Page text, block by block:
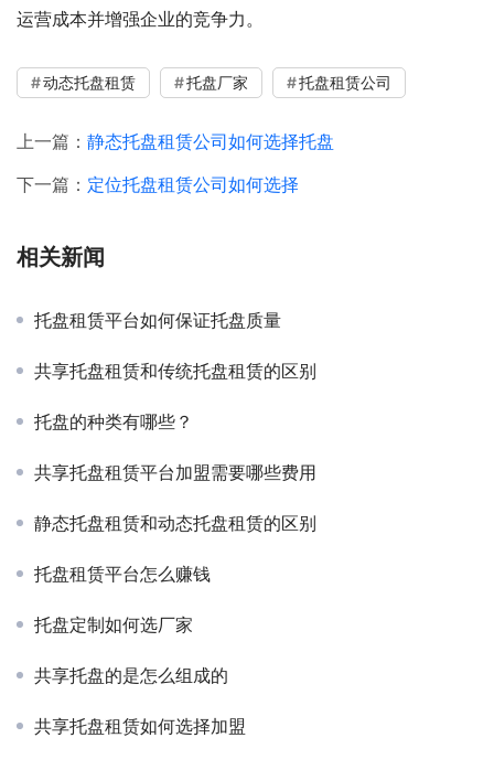
运营成本并增强企业的竞争力。
动态托盘租赁 托盘厂家 托盘租赁公司
上一篇： 静态托盘租赁公司如何选择托盘
下一篇： 定位托盘租赁公司如何选择
相关新闻
托盘租赁平台如何保证托盘质量
共享托盘租赁和传统托盘租赁的区别
托盘的种类有哪些？
共享托盘租赁平台加盟需要哪些费用
静态托盘租赁和动态托盘租赁的区别
托盘租赁平台怎么赚钱
托盘定制如何选厂家
共享托盘的是怎么组成的
共享托盘租赁如何选择加盟